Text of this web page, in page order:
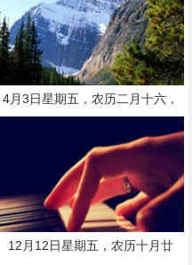
4月3日星期五，农历二月十六，
工作愉快，平安喜乐
12月12日星期五，农历十月廿